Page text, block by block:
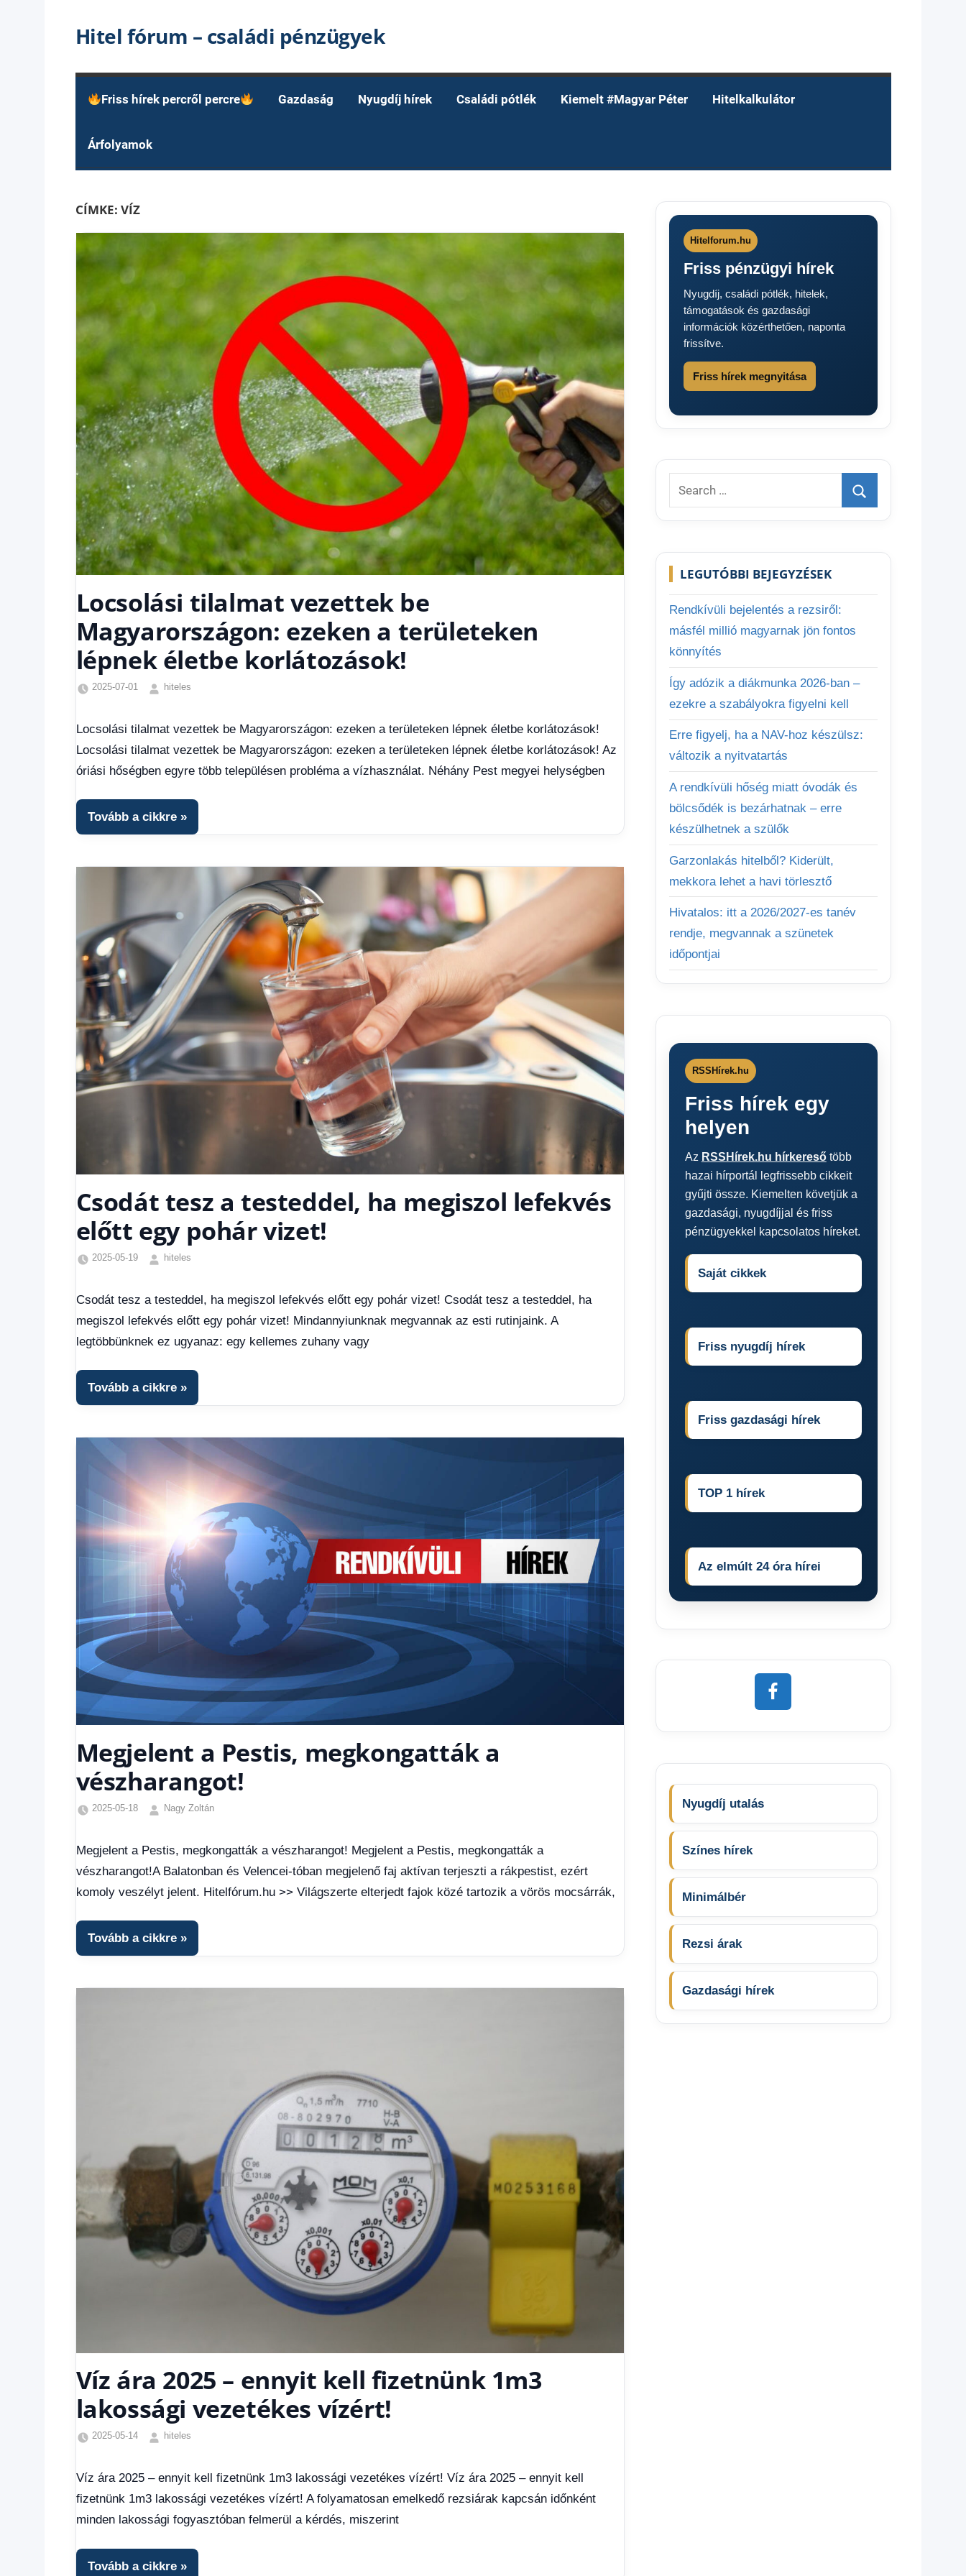
Hitel fórum – családi pénzügyek
Friss hírek percről percre Gazdaság Nyugdíj hírek Családi pótlék Kiemelt #Magyar Péter Hitelkalkulátor
Árfolyamok
CÍMKE: VÍZ
Locsolási tilalmat vezettek be
Magyarországon: ezeken a területeken
lépnek életbe korlátozások!
2025-07-01
hiteles
Hírek ,
Hírek
1
Locsolási tilalmat vezettek be Magyarországon: ezeken a területeken lépnek életbe korlátozások!
Locsolási tilalmat vezettek be Magyarországon: ezeken a területeken lépnek életbe korlátozások! Az
óriási hőségben egyre több településen probléma a vízhasználat. Néhány Pest megyei helységben
Tovább a cikkre
Csodát tesz a testeddel, ha megiszol lefekvés
előtt egy pohár vizet!
2025-05-19
hiteles
hírek,
Hírek
Hírek
Csodát tesz a testeddel, ha megiszol lefekvés előtt egy pohár vizet! Csodát tesz a testeddel, ha
megiszol lefekvés előtt egy pohár vizet! Mindannyiunknak megvannak az esti rutinjaink. A
legtöbbünknek ez ugyanaz: egy kellemes zuhany vagy
Tovább a cikkre
Megjelent a Pestis, megkongatták a
vészharangot!
2025-05-18
Nagy Zoltán
hírek,
Gazdaság,
Hírek ,
Megjelent a Pestis, megkongatták a vészharangot! Megjelent a Pestis, megkongatták a
vészharangot!A Balatonban és Velencei-tóban megjelenő faj aktívan terjeszti a rákpestist, ezért
komoly veszélyt jelent. Hitelfórum.hu >> Világszerte elterjedt fajok közé tartozik a vörös mocsárrák,
Tovább a cikkre
Víz ára 2025 – ennyit kell fizetnünk 1m3
lakossági vezetékes vízért!
2025-05-14
hiteles
Hírek,
Hírek
1
Víz ára 2025 – ennyit kell fizetnünk 1m3 lakossági vezetékes vízért! Víz ára 2025 – ennyit kell
fizetnünk 1m3 lakossági vezetékes vízért! A folyamatosan emelkedő rezsiárak kapcsán időnként
minden lakossági fogyasztóban felmerül a kérdés, miszerint
Tovább a cikkre
Hitelforum.hu
Friss pénzügyi hírek
Nyugdíj, családi pótlék, hitelek,
támogatások és gazdasági
információk közérthetően, naponta
frissítve.
Friss hírek megnyitása
Search
for:
Search
LEGUTÓBBI BEJEGYZÉSEK
Rendkívüli bejelentés a rezsiről:
másfél millió magyarnak jön fontos
könnyítés
Így adózik a diákmunka 2026-ban –
ezekre a szabályokra figyelni kell
Erre figyelj, ha a NAV-hoz készülsz:
változik a nyitvatartás
A rendkívüli hőség miatt óvodák és
bölcsődék is bezárhatnak – erre
készülhetnek a szülők
Garzonlakás hitelből? Kiderült,
mekkora lehet a havi törlesztő
Hivatalos: itt a 2026/2027-es tanév
rendje, megvannak a szünetek
időpontjai
RSSHírek.hu
Friss hírek egy
helyen
Az RSSHírek.hu hírkeresőtöbb
hazai hírportál legfrissebb cikkeit
gyűjti össze. Kiemelten követjük a
gazdasági, nyugdíjjal és friss
pénzügyekkel kapcsolatos híreket.
Saját cikkek
Friss nyugdíj hírek
Friss gazdasági hírek
TOP 1 hírek
Az elmúlt 24 óra hírei
Nyugdíj utalás
Színes hírek
Minimálbér
Rezsi árak
Gazdasági hírek